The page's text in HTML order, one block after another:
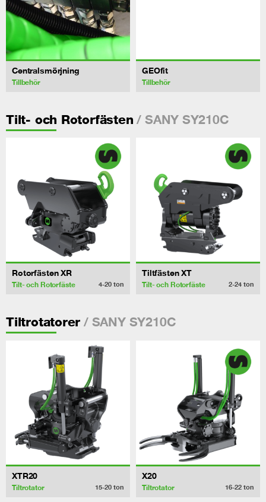
Centralsmörjning
Tillbehör
GEOfit
Tillbehör
Tilt- och Rotorfästen / SANY SY210C
Rotorfästen XR
Tilt- och Rotorfäste 4-20 ton
Tiltfästen XT
Tilt- och Rotorfäste 2-24 ton
Tiltrotatorer / SANY SY210C
XTR20
Tiltrotator 15-20 ton
X20
Tiltrotator 16-22 ton